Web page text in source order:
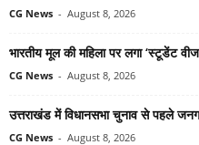
CG News - August 8, 2026
भारतीय मूल की महिला पर लगा ‘स्टूडेंट
CG News - August 8, 2026
उत्तराखंड में विधानसभा चुनाव से पहले
CG News - August 8, 2026